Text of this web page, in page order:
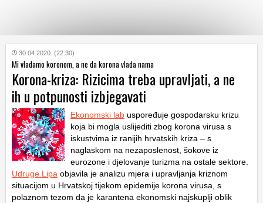
KATEGORIJE
HRVATSKI
WEB
30.04.2020. (22:30)
Mi vladamo koronom, a ne da korona vlada nama
Korona-kriza: Rizicima treba upravljati, a ne
ih u potpunosti izbjegavati
Ekonomski lab uspoređuje gospodarsku krizu
koja bi mogla uslijediti zbog korona virusa s
iskustvima iz ranijih hrvatskih kriza – s
naglaskom na nezaposlenost, šokove iz
eurozone i djelovanje turizma na ostale sektore.
Udruge Lipa objavila je analizu mjera i upravljanja kriznom
situacijom u Hrvatskoj tijekom epidemije korona virusa, s
polaznom tezom da je karantena ekonomski najskuplji oblik